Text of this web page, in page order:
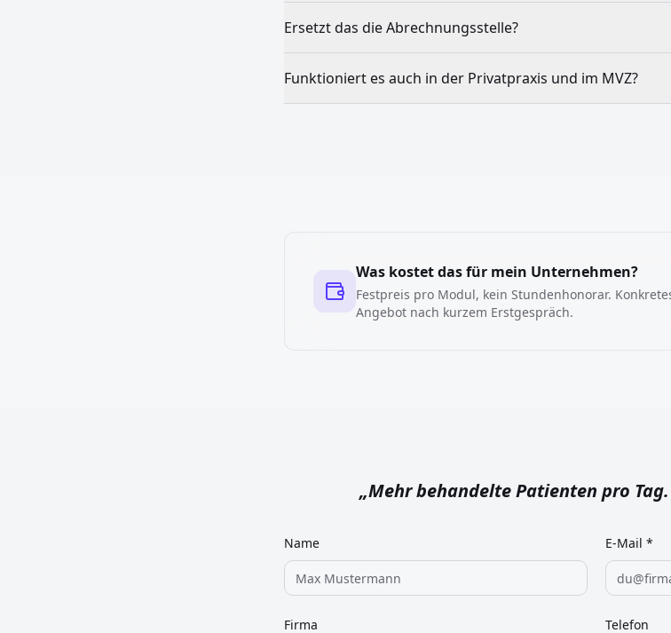
Ersetzt das die Abrechnungsstelle?
Funktioniert es auch in der Privatpraxis und im MVZ?
Was kostet das für mein Unternehmen?
Festpreis pro Modul, kein Stundenhonorar.
Angebot nach kurzem Erstgespräch.
„Mehr behandelte Patienten pro
Name E-Mail *
Firma Telefon